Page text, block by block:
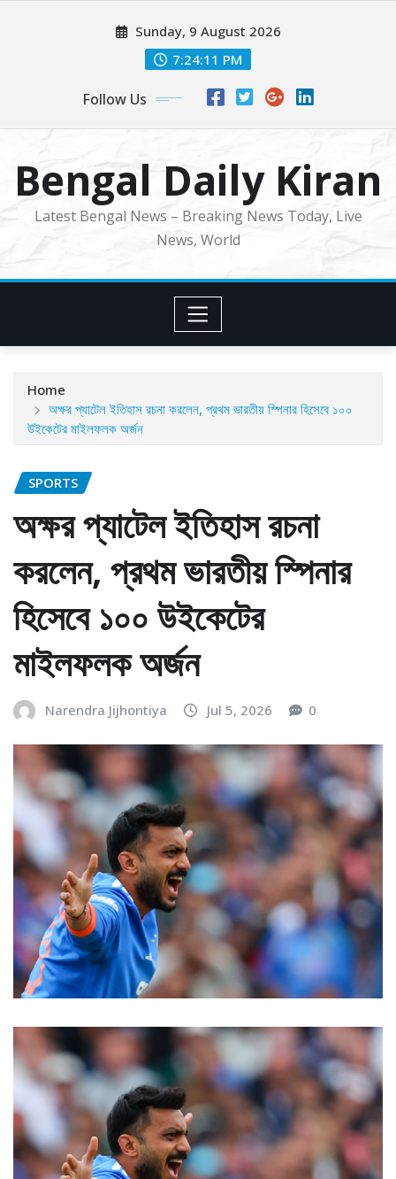
Sunday, 9 August 2026
7:24:13 PM
Follow Us
Bengal Daily Kiran
Latest Bengal News – Breaking News Today, Live
News, World
Home
অক্ষর প্যাটেল ইতিহাস রচনা করলেন, প্রথম ভারতীয় স্পিনার হিসেবে ১০০
উইকেটের মাইলফলক অর্জন
SPORTS
অক্ষর প্যাটেল ইতিহাস রচনা
করলেন, প্রথম ভারতীয় স্পিনার
হিসেবে ১০০ উইকেটের
মাইলফলক অর্জন
Narendra Jijhontiya Jul 5, 2026 0